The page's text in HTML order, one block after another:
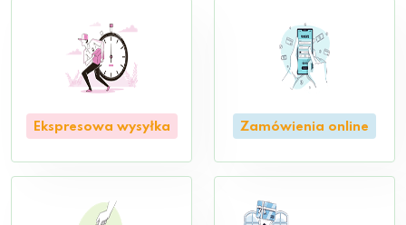
Ekspresowa wysyłka Zamówienia online